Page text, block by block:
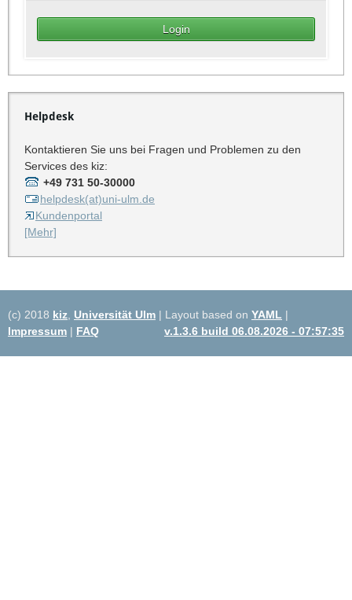
Helpdesk
Kontaktieren Sie uns bei Fragen und Problemen zu den
Services des kiz:
+49 731 50-30000
helpdesk(at)uni-ulm.de
Kundenportal
[Mehr]
(c) 2018 kiz Universität Ulm | Layout based on YAML |
Impressum | FAQ v.1.3.6 build 06.08.2026 - 07:57:35